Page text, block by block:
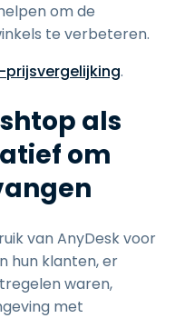
om de
te verbeteren.
prijsvergelijking.
als
om
van AnyDesk voor
hun klanten, er
waren,
met